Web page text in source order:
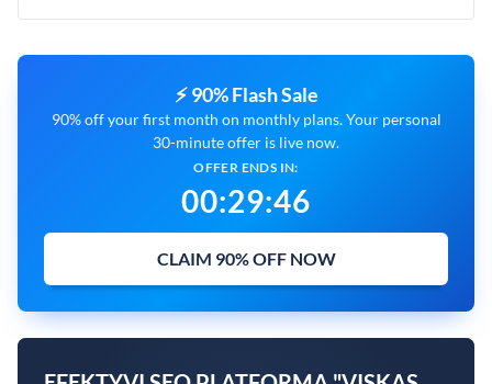
⚡ 90% Flash Sale
90% off your first month on monthly plans. Your personal
30-minute offer is live now.
OFFER ENDS IN:
00:29:45
CLAIM 90% OFF NOW